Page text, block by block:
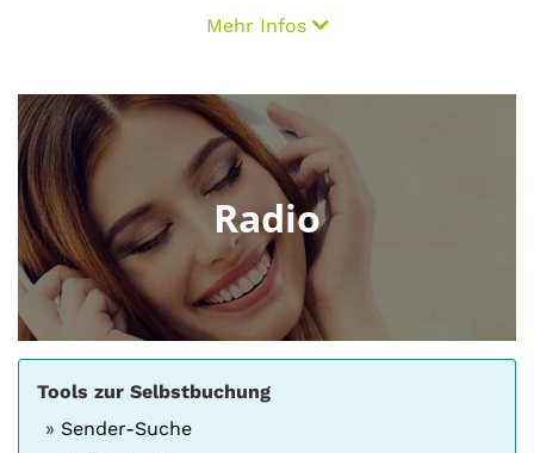
Mehr Infos
Radio
Tools zur Selbstbuchung
Sender-Suche